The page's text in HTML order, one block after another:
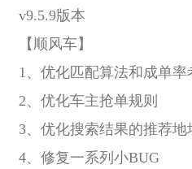
v9.5.9版本
【顺风车】
1、优化匹配算法和成单率
2、优化车主抢单规则
3、优化搜索结果的推荐地
4、修复一系列小BUG